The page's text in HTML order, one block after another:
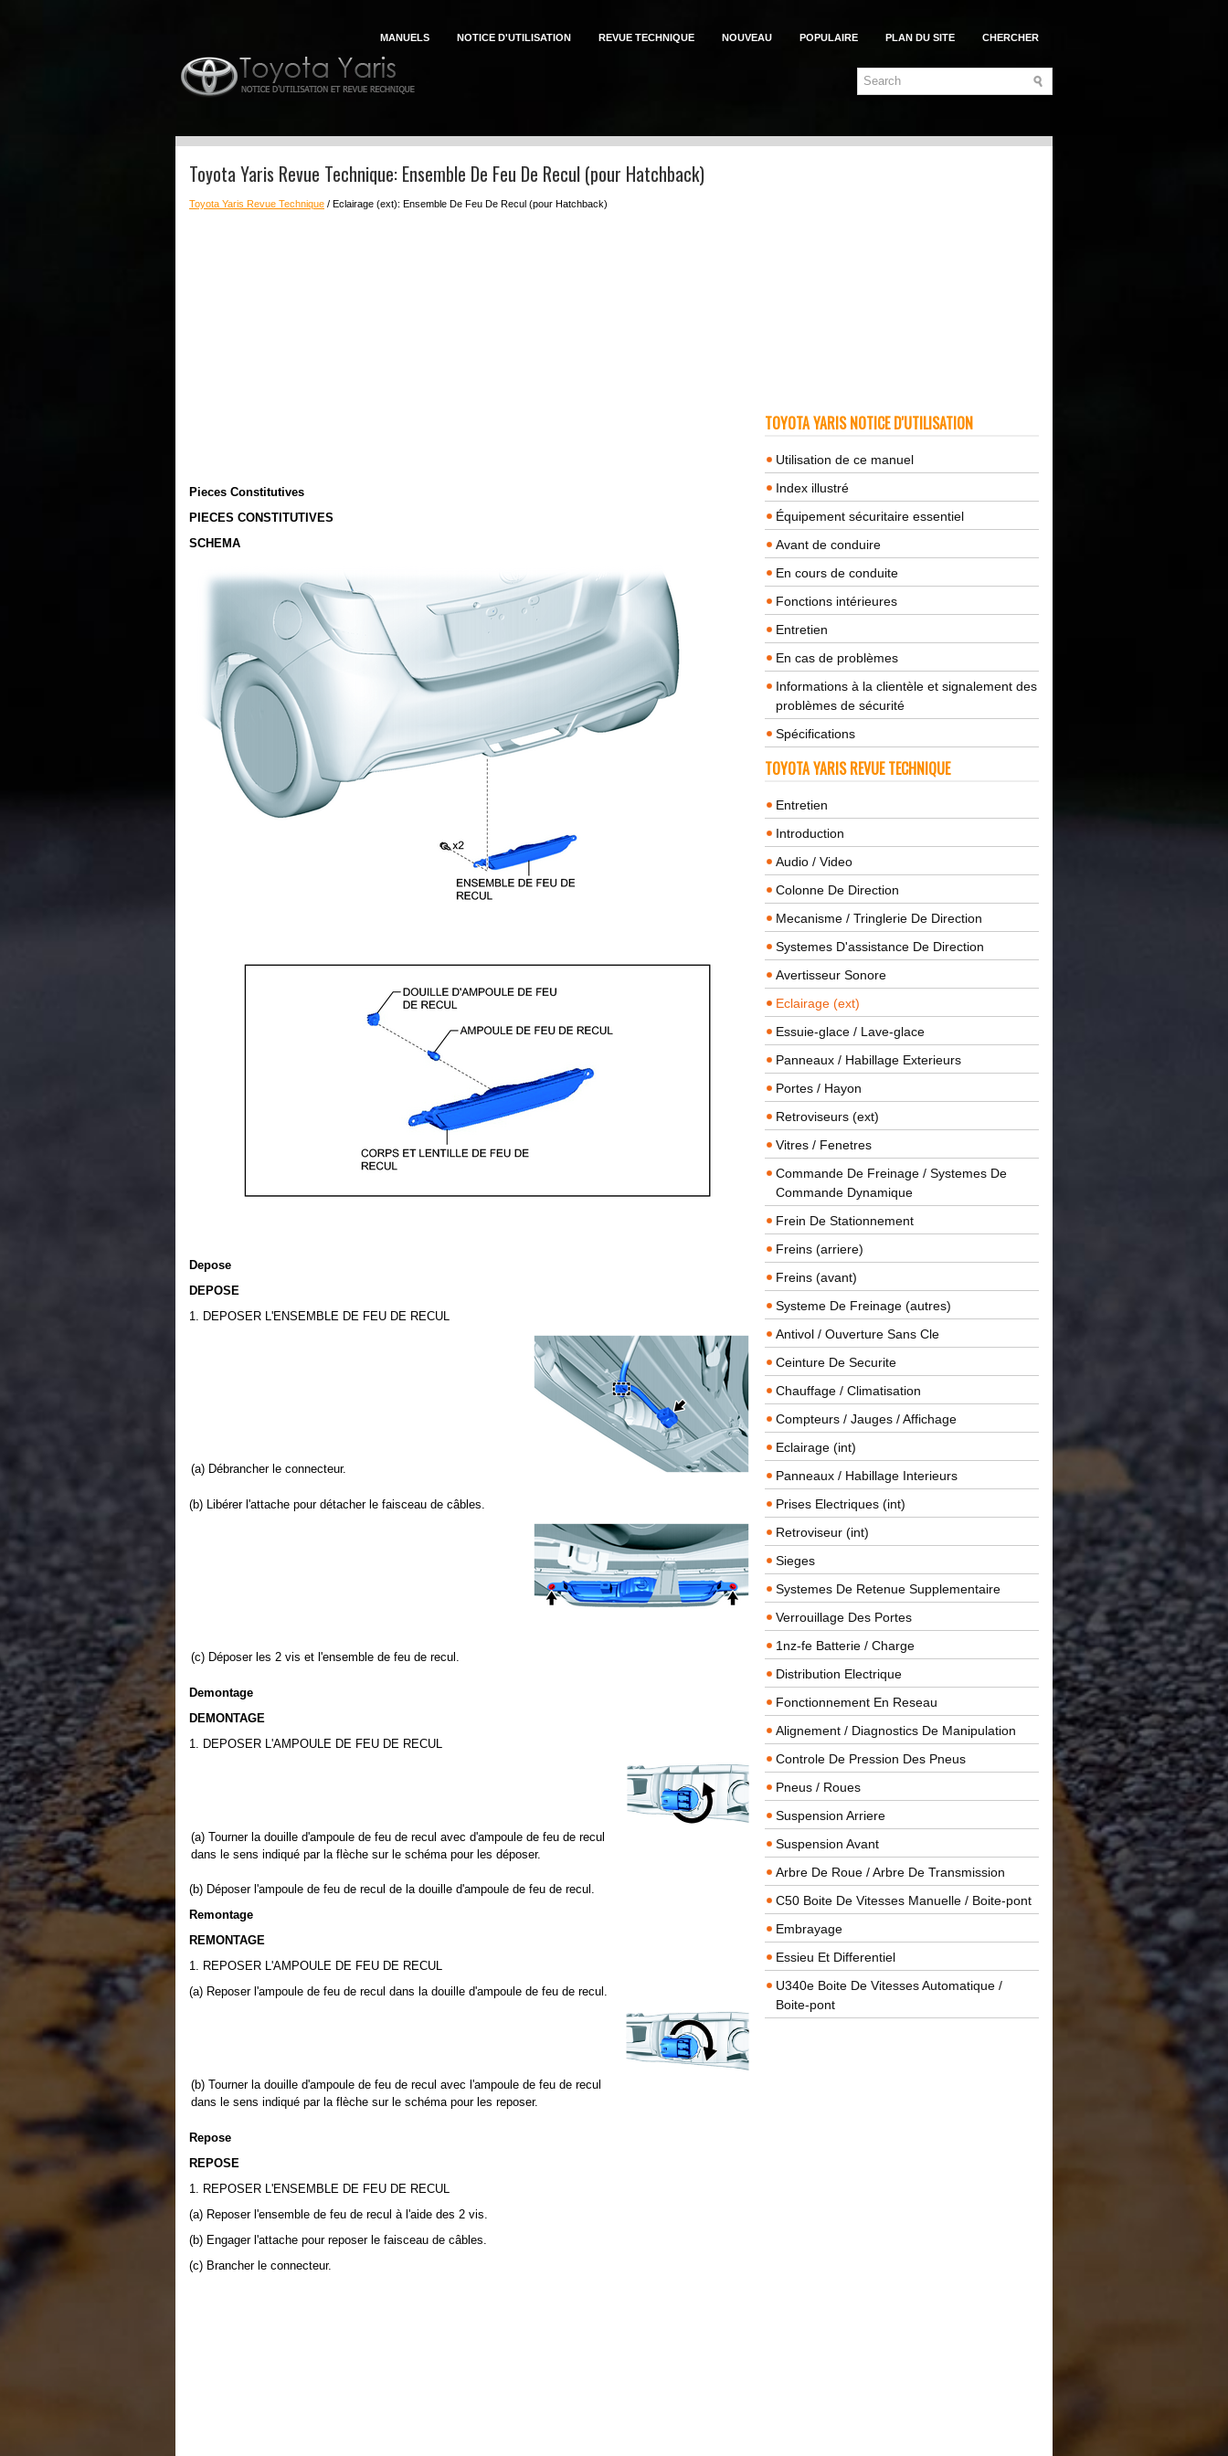
MANUELS NOTICE D'UTILISATION REVUE TECHNIQUE NOUVEAU POPULAIRE PLAN DU SITE CHERCHER
Toyota Yaris Revue Technique: Ensemble De Feu De Recul (pour Hatchback)
Toyota Yaris Revue Technique / Eclairage (ext): Ensemble De Feu De Recul (pour Hatchback)
Pieces Constitutives
PIECES CONSTITUTIVES
SCHEMA
Depose
DEPOSE
1. DEPOSER L'ENSEMBLE DE FEU DE RECUL
(a) Débrancher le connecteur.
(b) Libérer l'attache pour détacher le faisceau de câbles.
(c) Déposer les 2 vis et l'ensemble de feu de recul.
Demontage
DEMONTAGE
1. DEPOSER L'AMPOULE DE FEU DE RECUL
(a) Tourner la douille d'ampoule de feu de recul avec d'ampoule de feu de recul
dans le sens indiqué par la flèche sur le schéma pour les déposer.
(b) Déposer l'ampoule de feu de recul de la douille d'ampoule de feu de recul.
Remontage
REMONTAGE
1. REPOSER L'AMPOULE DE FEU DE RECUL
(a) Reposer l'ampoule de feu de recul dans la douille d'ampoule de feu de recul.
(b) Tourner la douille d'ampoule de feu de recul avec l'ampoule de feu de recul
dans le sens indiqué par la flèche sur le schéma pour les reposer.
Repose
REPOSE
1. REPOSER L'ENSEMBLE DE FEU DE RECUL
(a) Reposer l'ensemble de feu de recul à l'aide des 2 vis.
(b) Engager l'attache pour reposer le faisceau de câbles.
(c) Brancher le connecteur.
TOYOTA YARIS NOTICE D'UTILISATION
Utilisation de ce manuel
Index illustré
Équipement sécuritaire essentiel
Avant de conduire
En cours de conduite
Fonctions intérieures
Entretien
En cas de problèmes
Informations à la clientèle et signalement des
problèmes de sécurité
Spécifications
TOYOTA YARIS REVUE TECHNIQUE
Entretien
Introduction
Audio / Video
Colonne De Direction
Mecanisme / Tringlerie De Direction
Systemes D'assistance De Direction
Avertisseur Sonore
Eclairage (ext)
Essuie-glace / Lave-glace
Panneaux / Habillage Exterieurs
Portes / Hayon
Retroviseurs (ext)
Vitres / Fenetres
Commande De Freinage / Systemes De
Commande Dynamique
Frein De Stationnement
Freins (arriere)
Freins (avant)
Systeme De Freinage (autres)
Antivol / Ouverture Sans Cle
Ceinture De Securite
Chauffage / Climatisation
Compteurs / Jauges / Affichage
Eclairage (int)
Panneaux / Habillage Interieurs
Prises Electriques (int)
Retroviseur (int)
Sieges
Systemes De Retenue Supplementaire
Verrouillage Des Portes
1nz-fe Batterie / Charge
Distribution Electrique
Fonctionnement En Reseau
Alignement / Diagnostics De Manipulation
Controle De Pression Des Pneus
Pneus / Roues
Suspension Arriere
Suspension Avant
Arbre De Roue / Arbre De Transmission
C50 Boite De Vitesses Manuelle / Boite-pont
Embrayage
Essieu Et Differentiel
U340e Boite De Vitesses Automatique /
Boite-pont